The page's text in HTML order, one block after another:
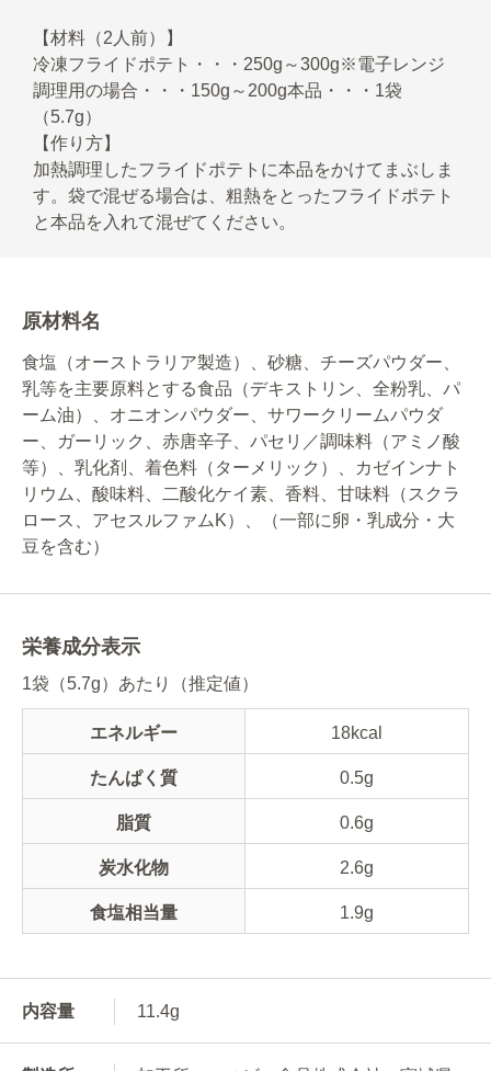
【材料（2人前）】
冷凍フライドポテト・・・250g～300g※電子レンジ
調理用の場合・・・150g～200g本品・・・1袋
（5.7g）
【作り方】
加熱調理したフライドポテトに本品をかけてまぶしま
す。袋で混ぜる場合は、粗熱をとったフライドポテト
と本品を入れて混ぜてください。
原材料名
食塩（オーストラリア製造）、砂糖、チーズパウダー、
乳等を主要原料とする食品（デキストリン、全粉乳、パ
ーム油）、オニオンパウダー、サワークリームパウダ
ー、ガーリック、赤唐辛子、パセリ／調味料（アミノ酸
等）、乳化剤、着色料（ターメリック）、カゼインナト
リウム、酸味料、二酸化ケイ素、香料、甘味料（スクラ
ロース、アセスルファムK）、（一部に卵・乳成分・大
豆を含む）
栄養成分表示
1袋（5.7g）あたり（推定値）
エネルギー 18kcal
たんぱく質 0.5g
脂質 0.6g
炭水化物 2.6g
食塩相当量 1.9g
内容量 11.4g